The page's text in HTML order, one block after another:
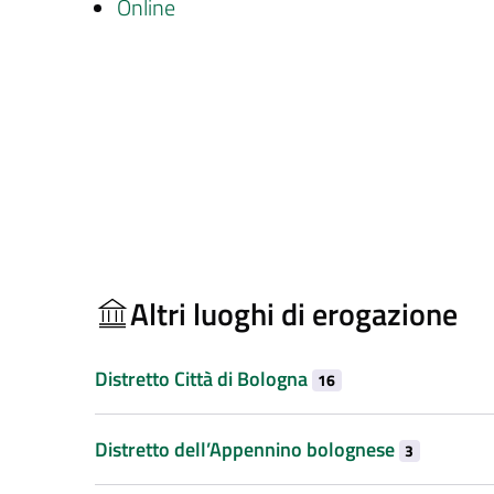
Online
Altri luoghi di erogazione
Distretto Città di Bologna 16
Distretto dell’Appennino bolognese 3